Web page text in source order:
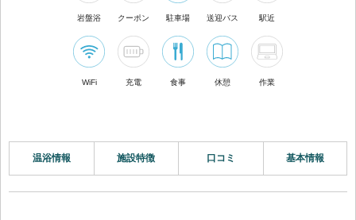
岩盤浴 クーポン 駐車場 送迎バス 駅近
WiFi 充電 食事 休憩 作業
温浴情報 施設特徴 口コミ 基本情報